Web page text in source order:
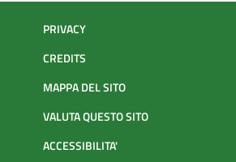
PRIVACY
CREDITS
MAPPA DEL SITO
VALUTA QUESTO SITO
ACCESSIBILITA'